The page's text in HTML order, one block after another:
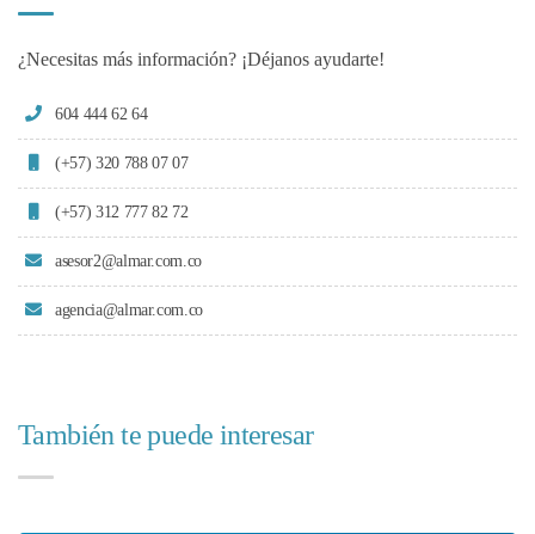
¿Necesitas más información? ¡Déjanos ayudarte!
604 444 62 64
(+57) 320 788 07 07
(+57) 312 777 82 72
asesor2@almar.com.co
agencia@almar.com.co
También te puede interesar